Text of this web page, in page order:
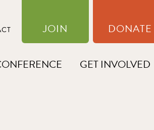
JOIN DONATE
GET INVOLVED